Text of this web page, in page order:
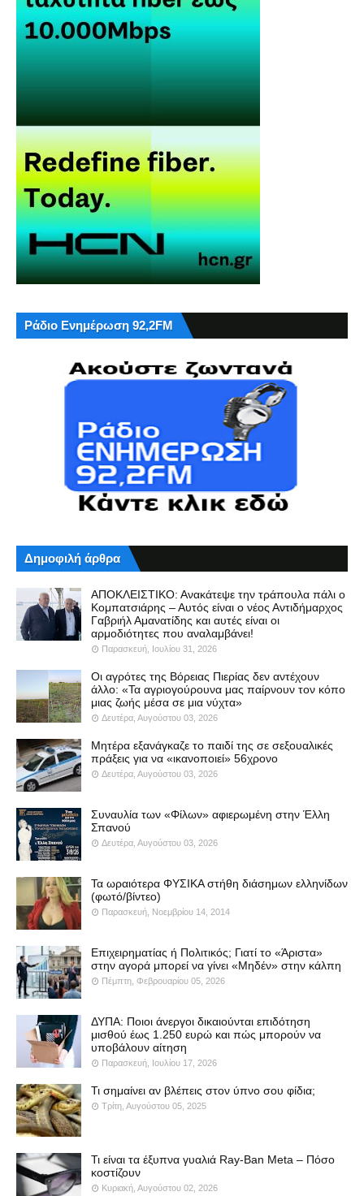
Ράδιο Ενημέρωση 92,2FM
Δημοφιλή άρθρα
ΑΠΟΚΛΕΙΣΤΙΚΟ: Ανακάτεψε την τράπουλα πάλι ο
Κομπατσιάρης – Αυτός είναι ο νέος Αντιδήμαρχος
Γαβριήλ Αμανατίδης και αυτές είναι οι
αρμοδιότητες που αναλαμβάνει!
Παρασκευή, Ιουλίου 31, 2026
Οι αγρότες της Βόρειας Πιερίας δεν αντέχουν
άλλο: «Τα αγριογούρουνα μας παίρνουν τον κόπο
μιας ζωής μέσα σε μια νύχτα»
Δευτέρα, Αυγούστου 03, 2026
Μητέρα εξανάγκαζε το παιδί της σε σεξουαλικές
πράξεις για να «ικανοποιεί» 56χρονο
Δευτέρα, Αυγούστου 03, 2026
Συναυλία των «Φίλων» αφιερωμένη στην Έλλη
Σπανού
Δευτέρα, Αυγούστου 03, 2026
Τα ωραιότερα ΦΥΣΙΚΑ στήθη διάσημων ελληνίδων
(φωτό/βίντεο)
Παρασκευή, Νοεμβρίου 14, 2014
Επιχειρηματίας ή Πολιτικός; Γιατί το «Άριστα»
στην αγορά μπορεί να γίνει «Μηδέν» στην κάλπη
Πέμπτη, Φεβρουαρίου 05, 2026
ΔΥΠΑ: Ποιοι άνεργοι δικαιούνται επιδότηση
μισθού έως 1.250 ευρώ και πώς μπορούν να
υποβάλουν αίτηση
Παρασκευή, Ιουλίου 17, 2026
Τι σημαίνει αν βλέπεις στον ύπνο σου φίδια;
Τρίτη, Αυγούστου 05, 2025
Τι είναι τα έξυπνα γυαλιά Ray-Ban Meta – Πόσο
κοστίζουν
Κυριακή, Αυγούστου 02, 2026